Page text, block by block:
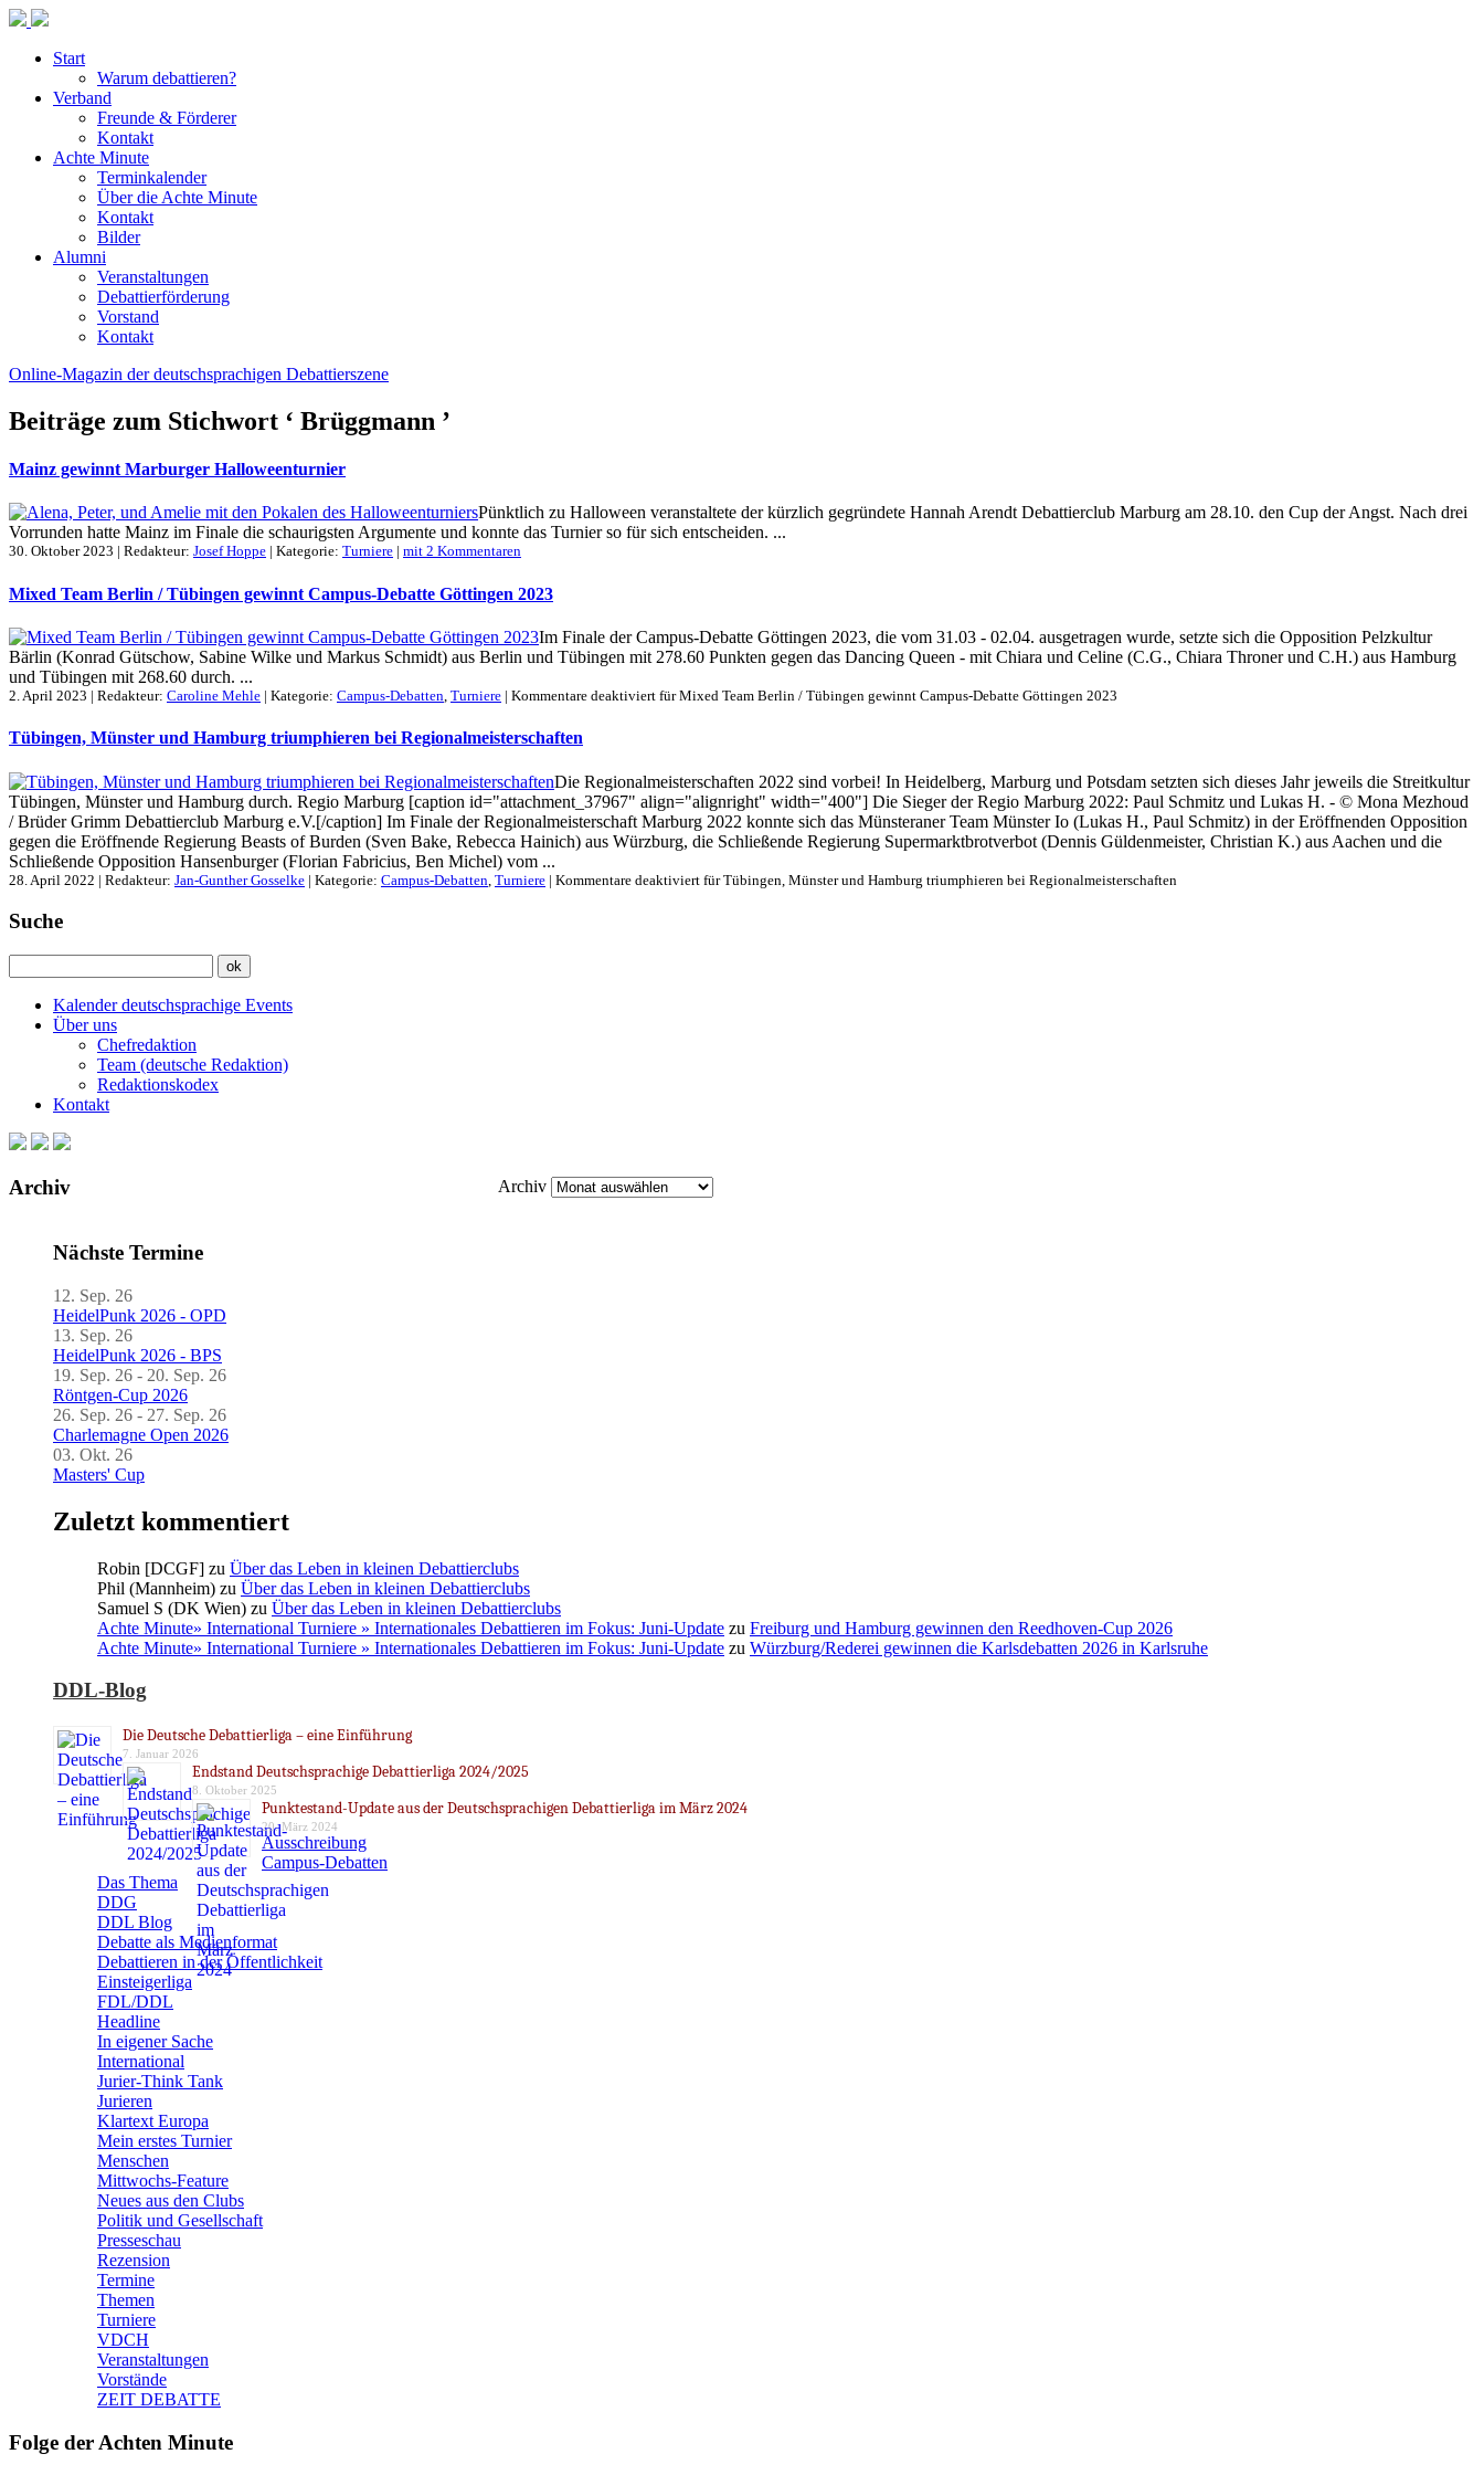
Start
Warum debattieren?
Verband
Freunde & Förderer
Kontakt
Achte Minute
Terminkalender
Über die Achte Minute
Kontakt
Bilder
Alumni
Veranstaltungen
Debattierförderung
Vorstand
Kontakt
Online-Magazin der deutschsprachigen Debattierszene
Beiträge zum Stichwort ‘ Brüggmann ’
Mainz gewinnt Marburger Halloweenturnier
Pünktlich zu Halloween veranstaltete der kürzlich gegründete Hannah Arendt Debattierclub Marburg am 28.10. den Cup der Angst. Nach drei
Vorrunden hatte Mainz im Finale die schaurigsten Argumente und konnte das Turnier so für sich entscheiden. ...
30. Oktober 2023 | Redakteur: Josef Hoppe | Kategorie: Turniere | mit 2 Kommentaren
Mixed Team Berlin / Tübingen gewinnt Campus-Debatte Göttingen 2023
Im Finale der Campus-Debatte Göttingen 2023, die vom 31.03 - 02.04. ausgetragen wurde, setzte sich die Opposition Pelzkultur
Bärlin (Konrad Gütschow, Sabine Wilke und Markus Schmidt) aus Berlin und Tübingen mit 278.60 Punkten gegen das Dancing Queen - mit Chiara und Celine (C.G., Chiara Throner und C.H.) aus Hamburg
und Tübingen mit 268.60 durch. ...
2. April 2023 | Redakteur: Caroline Mehle | Kategorie: Campus-Debatten Turniere | Kommentare deaktiviert für Mixed Team Berlin / Tübingen gewinnt Campus-Debatte Göttingen 2023
Tübingen, Münster und Hamburg triumphieren bei Regionalmeisterschaften
Die Regionalmeisterschaften 2022 sind vorbei! In Heidelberg, Marburg und Potsdam setzten sich dieses Jahr jeweils die Streitkultur
Tübingen, Münster und Hamburg durch. Regio Marburg [caption id="attachment_37967" align="alignright" width="400"] Die Sieger der Regio Marburg 2022: Paul Schmitz und Lukas H. - © Mona Mezhoud
/ Brüder Grimm Debattierclub Marburg e.V.[/caption] Im Finale der Regionalmeisterschaft Marburg 2022 konnte sich das Münsteraner Team Münster Io (Lukas H., Paul Schmitz) in der Eröffnenden Opposition
gegen die Eröffnende Regierung Beasts of Burden (Sven Bake, Rebecca Hainich) aus Würzburg, die Schließende Regierung Supermarktbrotverbot (Dennis Güldenmeister, Christian K.) aus Aachen und die
Schließende Opposition Hansenburger (Florian Fabricius, Ben Michel) vom ...
28. April 2022 | Redakteur: Jan-Gunther Gosselke | Kategorie: Campus-Debatten Turniere | Kommentare deaktiviert für Tübingen, Münster und Hamburg triumphieren bei Regionalmeisterschaften
Suche
Kalender deutschsprachige Events
Über uns
Chefredaktion
Team (deutsche Redaktion)
Redaktionskodex
Kontakt
Archiv Archiv
Nächste Termine
12. Sep. 26
HeidelPunk 2026 - OPD
13. Sep. 26
HeidelPunk 2026 - BPS
19. Sep. 26 - 20. Sep. 26
Röntgen-Cup 2026
26. Sep. 26 - 27. Sep. 26
Charlemagne Open 2026
03. Okt. 26
Masters' Cup
Zuletzt kommentiert
Robin [DCGF] zu Über das Leben in kleinen Debattierclubs
Phil (Mannheim) zu Über das Leben in kleinen Debattierclubs
Samuel S (DK Wien) zu Über das Leben in kleinen Debattierclubs
Achte Minute» International Turniere » Internationales Debattieren im Fokus: Juni-Update zu Freiburg und Hamburg gewinnen den Reedhoven-Cup 2026
Achte Minute» International Turniere » Internationales Debattieren im Fokus: Juni-Update zu Würzburg/Rederei gewinnen die Karlsdebatten 2026 in Karlsruhe
DDL-Blog
Die Deutsche Debattierliga – eine Einführung
7. Januar 2026
Endstand Deutschsprachige Debattierliga 2024/2025
8. Oktober 2025
Punktestand-Update aus der Deutschsprachigen Debattierliga im März 2024
20. März 2024
Ausschreibung
Campus-Debatten
Das Thema
DDG
DDL Blog
Debatte als Medienformat
Debattieren in der Öffentlichkeit
Einsteigerliga
FDL/DDL
Headline
In eigener Sache
International
Jurier-Think Tank
Jurieren
Klartext Europa
Mein erstes Turnier
Menschen
Mittwochs-Feature
Neues aus den Clubs
Politik und Gesellschaft
Presseschau
Rezension
Termine
Themen
Turniere
VDCH
Veranstaltungen
Vorstände
ZEIT DEBATTE
Folge der Achten Minute